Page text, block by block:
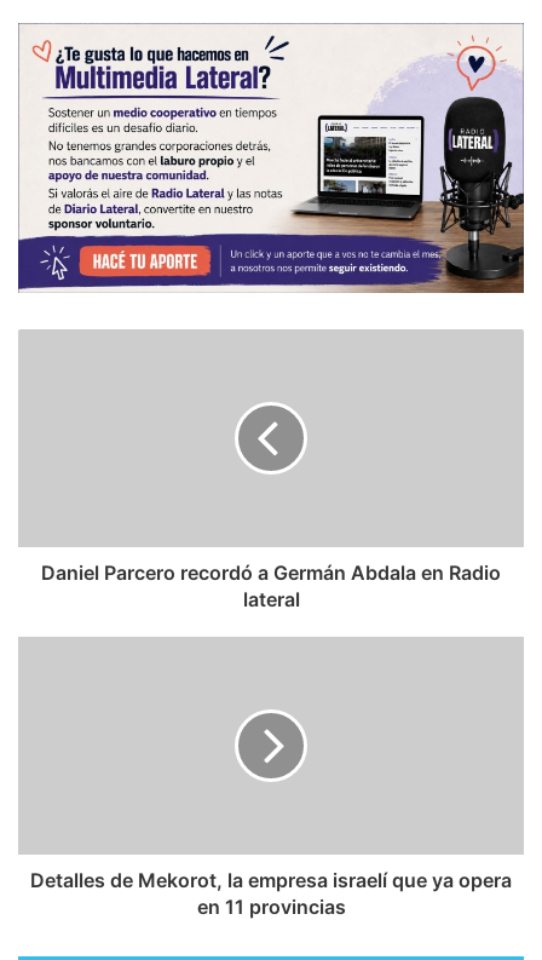
Daniel Parcero recordó a Germán Abdala en Radio
lateral
Detalles de Mekorot, la empresa israelí que ya opera
en 11 provincias